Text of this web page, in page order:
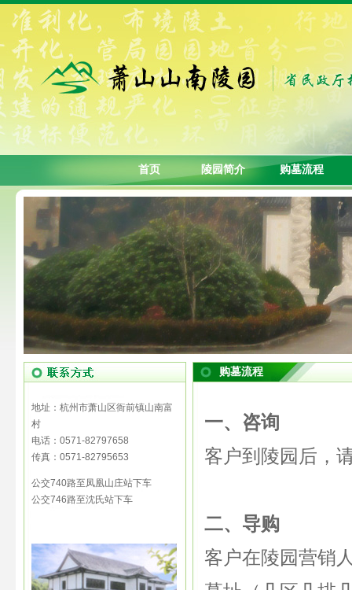
首页 陵园简介 购墓流程
地址：杭州市萧山区衙前镇山南富
村
电话：0571-82797658
传真：0571-82795653
公交740路至凤凰山庄站下车
公交746路至沈氏站下车
购墓流程
一、咨询
客户到陵园后，
二、导购
客户在陵园营销